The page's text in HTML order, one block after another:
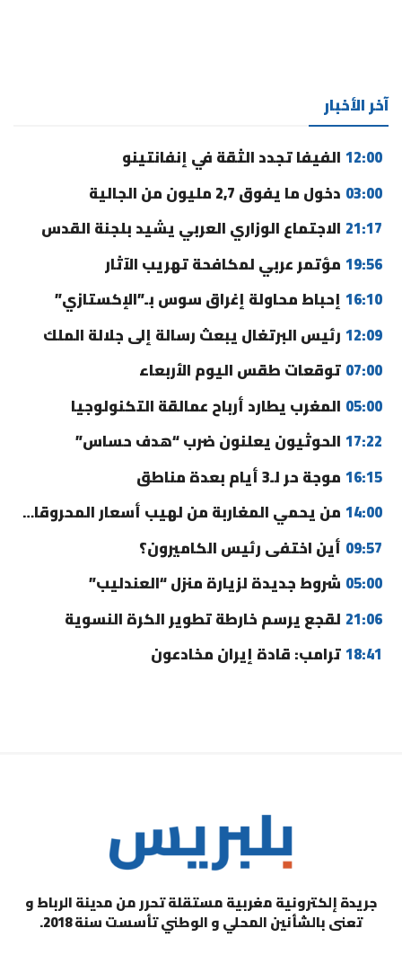
آخر الأخبار
12:00 الفيفا تجدد الثقة في إنفانتينو
03:00 دخول ما يفوق 2,7 مليون من الجالية
21:17 الاجتماع الوزاري العربي يشيد بلجنة القدس
19:56 مؤتمر عربي لمكافحة تهريب الآثار
16:10 إحباط محاولة إغراق سوس بـ”الإكستازي”
12:09 رئيس البرتغال يبعث رسالة إلى جلالة الملك
07:00 توقعات طقس اليوم الأربعاء
05:00 المغرب يطارد أرباح عمالقة التكنولوجيا
17:22 الحوثيون يعلنون ضرب “هدف حساس”
16:15 موجة حر لـ3 أيام بعدة مناطق
14:00 من يحمي المغاربة من لهيب أسعار المحروقات؟
09:57 أين اختفى رئيس الكاميرون؟
05:00 شروط جديدة لزيارة منزل “العندليب”
21:06 لقجع يرسم خارطة تطوير الكرة النسوية
18:41ترامب: قادة إيران مخادعون
جريدة إلكترونية مغربية مستقلة تحرر من مدينة الرباط و
تعنى بالشأنين المحلي و الوطني تأسست سنة 2018.